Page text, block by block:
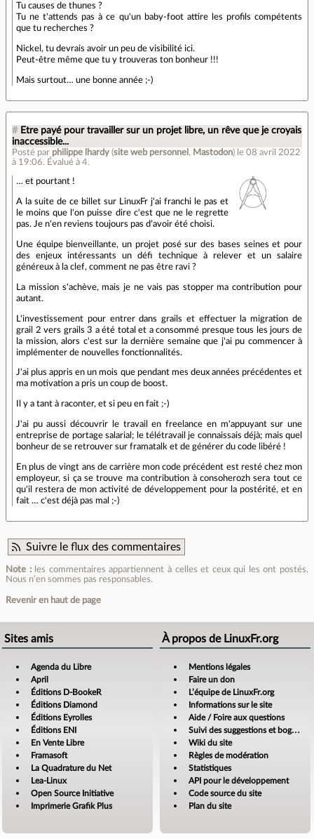
Tu causes de thunes ?
Tu ne t'attends pas à ce qu'un baby-foot attire les profils compétents
que tu recherches ?
Nickel, tu devrais avoir un peu de visibilité ici.
Peut-être même que tu y trouveras ton bonheur !!!
Mais surtout… une bonne année ;-)
# Etre payé pour travailler sur un projet libre, un rêve que je croyais
inaccessible...
Posté par philippe lhardy (site web personnel , Mastodon) le 08 avril 2022
à 19:06. Évalué à 4.
… et pourtant !
A la suite de ce billet sur LinuxFr j'ai franchi le pas et
le moins que l'on puisse dire c'est que ne le regrette
pas. Je n'en reviens toujours pas d'avoir été choisi.
Une équipe bienveillante, un projet posé sur des bases seines et pour
des enjeux intéressants un défi technique à relever et un salaire
généreux à la clef, comment ne pas être ravi ?
La mission s'achève, mais je ne vais pas stopper ma contribution pour
autant.
L'investissement pour entrer dans grails et effectuer la migration de
grail 2 vers grails 3 a été total et a consommé presque tous les jours de
la mission, alors c'est sur la dernière semaine que j'ai pu commencer à
implémenter de nouvelles fonctionnalités.
J'ai plus appris en un mois que pendant mes deux années précédentes et
ma motivation a pris un coup de boost.
Il y a tant à raconter, et si peu en fait ;-)
J'ai pu aussi découvrir le travail en freelance en m'appuyant sur une
entreprise de portage salarial; le télétravail je connaissais déjà; mais quel
bonheur de se retrouver sur framatalk et de générer du code libéré !
En plus de vingt ans de carrière mon code précédent est resté chez mon
employeur, si ça se trouve ma contribution à consoherozh sera tout ce
qu'il restera de mon activité de développement pour la postérité, et en
fait … c'est déjà pas mal ;-)
Suivre le flux des commentaires
Note :les commentaires appartiennent à celles et ceux qui les ont postés.
Nous n’en sommes pas responsables.
Revenir en haut de page
Sites amis
Agenda du Libre
April
Éditions D-BookeR
Éditions Diamond
Éditions Eyrolles
Éditions ENI
En Vente Libre
Framasoft
La Quadrature du Net
Lea-Linux
Open Source Initiative
Imprimerie Grafik Plus
À propos de LinuxFr.org
Mentions légales
Faire un don
L’équipe de LinuxFr.org
Informations sur le site
Aide / Foire aux questions
Suivi des suggestions et bogues
Wiki du site
Règles de modération
Statistiques
API pour le développement
Code source du site
Plan du site